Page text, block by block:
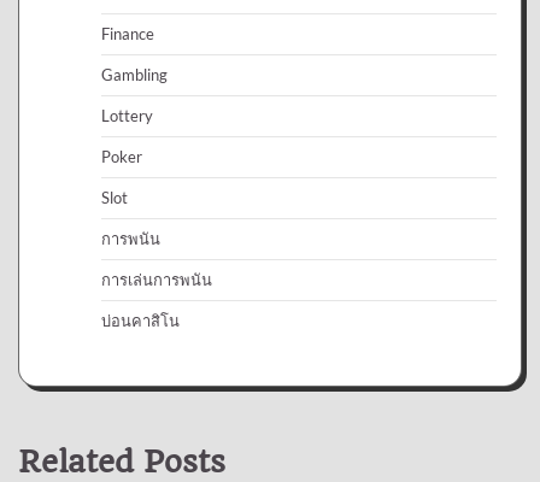
Finance
Gambling
Lottery
Poker
Slot
การพนัน
การเล่นการพนัน
บ่อนคาสิโน
Related Posts